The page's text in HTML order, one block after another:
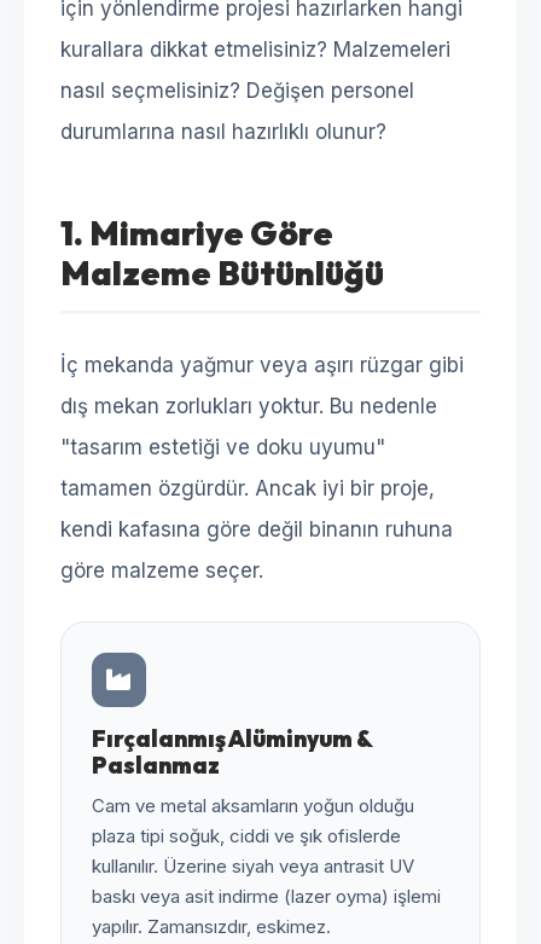
için yönlendirme projesi hazırlarken hangi
kurallara dikkat etmelisiniz? Malzemeleri
nasıl seçmelisiniz? Değişen personel
durumlarına nasıl hazırlıklı olunur?
1. Mimariye Göre
Malzeme Bütünlüğü
İç mekanda yağmur veya aşırı rüzgar gibi
dış mekan zorlukları yoktur. Bu nedenle
"tasarım estetiği ve doku uyumu"
tamamen özgürdür. Ancak iyi bir proje,
kendi kafasına göre değil binanın ruhuna
göre malzeme seçer.
Fırçalanmış Alüminyum &
Paslanmaz
Cam ve metal aksamların yoğun olduğu
plaza tipi soğuk, ciddi ve şık ofislerde
kullanılır. Üzerine siyah veya antrasit UV
baskı veya asit indirme (lazer oyma) işlemi
yapılır. Zamansızdır, eskimez.